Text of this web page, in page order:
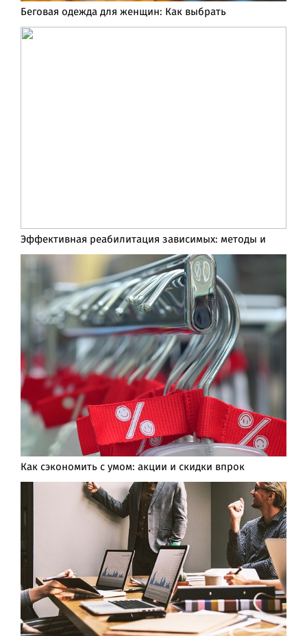
Беговая одежда для женщин: Как выбрать
Эффективная реабилитация зависимых: методы и
Как сэкономить с умом: акции и скидки впрок